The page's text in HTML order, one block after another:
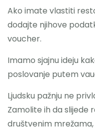
Ako imate vlastiti
dodajte njihove
voucher.
Imamo sjajnu ideju
poslovanje putem
Ljudsku pažnju ne
Zamolite ih da slijede
društvenim